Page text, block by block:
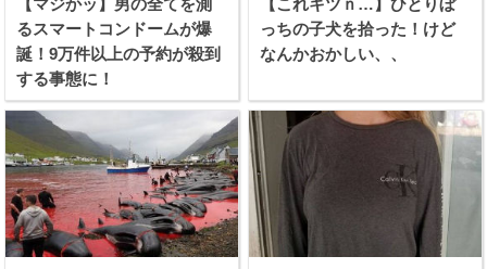
るスマートコンドームが爆
誕！9万件以上の予約が殺到
する事態に！
っちの子犬を拾った！けど
なんかおかしい、、